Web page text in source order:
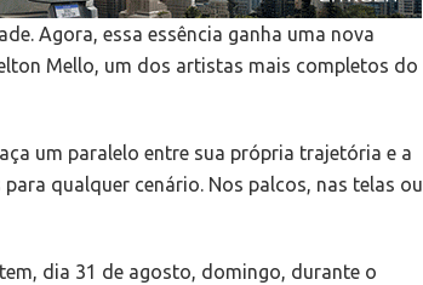
Agora, essa essência ganha uma nova
Mello, um dos artistas mais completos do
um paralelo entre sua própria trajetória e a
qualquer cenário. Nos palcos, nas telas ou
dia 31 de agosto, domingo, durante o